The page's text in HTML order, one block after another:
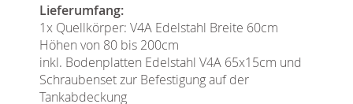
Lieferumfang:
1x Quellkörper: V4A Edelstahl Breite 60cm
Höhen von 80 bis 200cm
inkl. Bodenplatten Edelstahl V4A 65x15cm und
Schraubenset zur Befestigung auf der
Tankabdeckung